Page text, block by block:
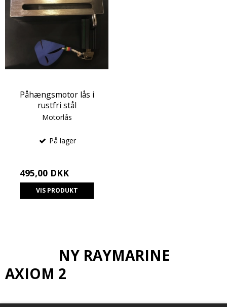
Påhængsmotor lås i
rustfri stål
Motorlås
På lager
495,00 DKK
VIS PRODUKT
NY RAYMARINE
AXIOM 2